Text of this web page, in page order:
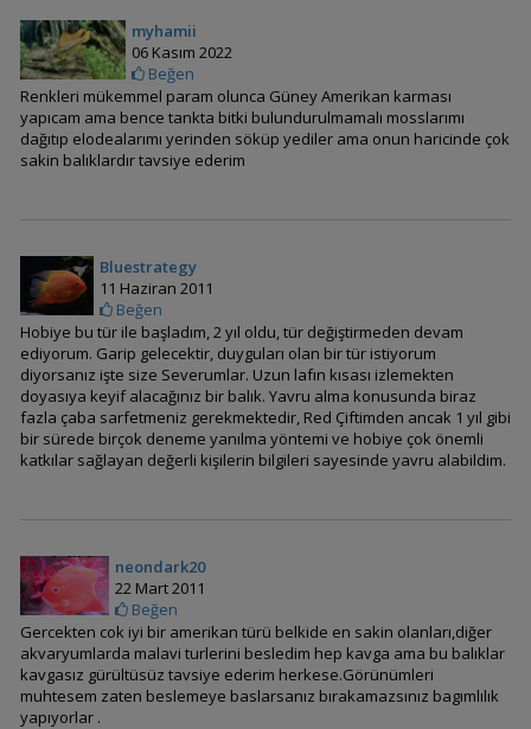
Apistogramma İniridae
Apistogramma
allpahuayo
Apistogramma
baenschi (inka)
myhamii
06 Kasım 2022
Beğen
Renkleri mükemmel param olunca Güney Amerikan karması
yapıcam ama bence tankta bitki bulundurulmamalı mosslarımı
dağıtıp elodealarımı yerinden söküp yediler ama onun haricinde çok
sakin balıklardır tavsiye ederim
Bluestrategy
11 Haziran 2011
Beğen
Hobiye bu tür ile başladım, 2 yıl oldu, tür değiştirmeden devam
ediyorum. Garip gelecektir, duyguları olan bir tür istiyorum
diyorsanız işte size Severumlar. Uzun lafın kısası izlemekten
doyasıya keyif alacağınız bir balık. Yavru alma konusunda biraz
fazla çaba sarfetmeniz gerekmektedir, Red Çiftimden ancak 1 yıl gibi
bir sürede birçok deneme yanılma yöntemi ve hobiye çok önemli
katkılar sağlayan değerli kişilerin bilgileri sayesinde yavru alabildim.
neondark20
22 Mart 2011
Beğen
Gercekten cok iyi bir amerikan türü belkide en sakin olanları,diğer
akvaryumlarda malavi turlerini besledim hep kavga ama bu balıklar
kavgasız gürültüsüz tavsiye ederim herkese.Görünümleri
muhtesem zaten beslemeye baslarsanız bırakamazsınız bagımlılık
yapıyorlar .